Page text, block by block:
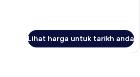
Lihat harga untuk tarikh anda